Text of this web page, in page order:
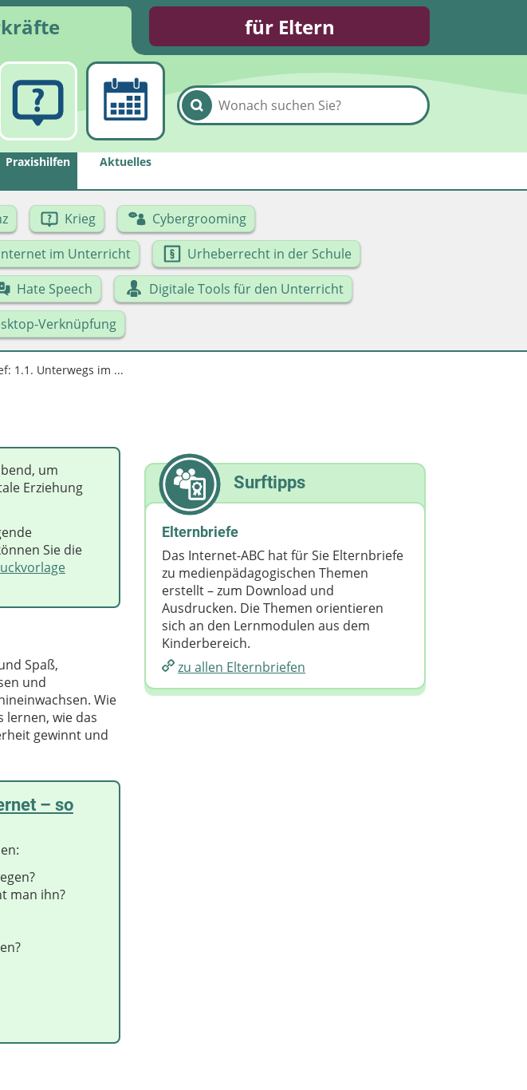
für Eltern
Praxishilfen Aktuelles
Krieg
Cybergrooming
im Unterricht
Urheberrecht in der Schule
Hate Speech Digitale Tools für den Unterricht
Verknüpfung
1.1. Unterwegs im ...
um
Erziehung
Sie die
Spaß,
und
Wie
lernen, wie das
gewinnt und
– so
man ihn?
Surftipps
Elternbriefe
Das Internet-ABC hat für Sie Elternbriefe
zu medienpädagogischen Themen
erstellt – zum Download und
Ausdrucken. Die Themen orientieren
sich an den Lernmodulen aus dem
Kinderbereich.
zu allen Elternbriefen